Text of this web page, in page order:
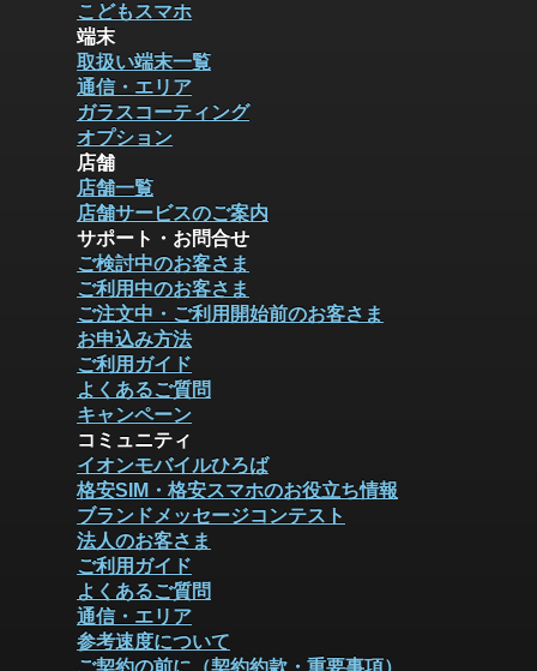
こどもスマホ
端末
取扱い端末一覧
通信・エリア
ガラスコーティング
オプション
店舗
店舗一覧
店舗サービスのご案内
サポート・お問合せ
ご検討中のお客さま
ご利用中のお客さま
ご注文中・ご利用開始前のお客さま
お申込み方法
ご利用ガイド
よくあるご質問
キャンペーン
コミュニティ
イオンモバイルひろば
格安SIM・格安スマホのお役立ち情報
ブランドメッセージコンテスト
法人のお客さま
ご利用ガイド
よくあるご質問
通信・エリア
参考速度について
ご契約の前に（契約約款・重要事項）